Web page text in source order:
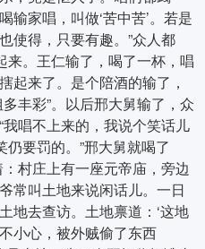
输家唱，叫做‘苦中苦’。若是
使得，只要有趣。”众人都
来。王仁输了，喝了一杯，唱
起来了。是个陪酒的输了，
丰彩”。以后邢大舅输了，众
唱不上来的，我说个笑话儿
仍要罚的。”邢大舅就喝了
村庄上有一座元帝庙，旁边
常叫土地来说闲话儿。一日
地去查访。土地禀道：‘这地
小心，被外贼偷了东西